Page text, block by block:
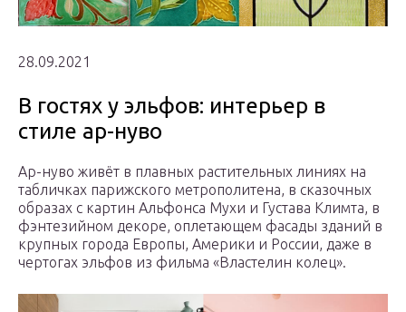
28.09.2021
В гостях у эльфов: интерьер в
стиле ар-нуво
Ар-нуво живёт в плавных растительных линиях на
табличках парижского метрополитена, в сказочных
образах с картин Альфонса Мухи и Густава Климта, в
фэнтезийном декоре, оплетающем фасады зданий в
крупных города Европы, Америки и России, даже в
чертогах эльфов из фильма «Властелин колец».